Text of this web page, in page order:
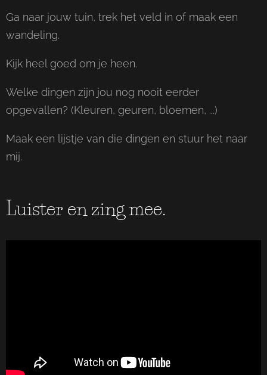
Ga naar jouw tuin, trek het veld in of maak een
wandeling.
Kijk heel goed om je heen.
Welke dingen zijn jou nog nooit eerder
opgevallen? (Kleuren, geuren, bloemen, ...)
Maak een lijstje van die dingen en stuur het naar
mij.
Luister en zing mee.